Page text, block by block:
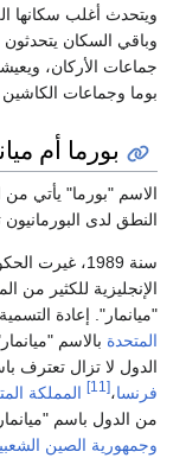
ويتحدث أغلب سكانها
وباقي السكان
جماعات الأركان،
بوما وجماعات
بورما أم
الاسم "بورما" يأتي من
النطق لدى البورمانيون
سنة 1989،
الإنجليزية للكثير من
"ميانمار". إعادة
المتحدة بالاسم
الدول لا تزال تعترف
فرنسا،[11] المملكة
من الدول باسم
وجمهورية الصين